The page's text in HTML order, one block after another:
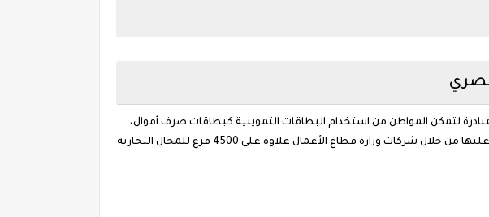
لتمكن المواطن من استخدام البطاقات التموينية كبطاقات صرف أموال،
بهدف شراء الملابس والمفروشات والأدوات المنزلية ومستلزمات تشطيب عقارات، بعد تقديم خصومات عليها من خلال شركات وزارة قطاع الأعمال علاوة على 4500 فرع للمحال التجارية